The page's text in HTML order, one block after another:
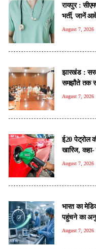
रायपुर :
भर्ती, जानें
August 7, 2026
झारखंड :
समझौते तक
August 7, 2026
ई20 पेट्रोल
खारिज, कहा-
August 7, 2026
भारत का
पहुंचने का
August 7, 2026